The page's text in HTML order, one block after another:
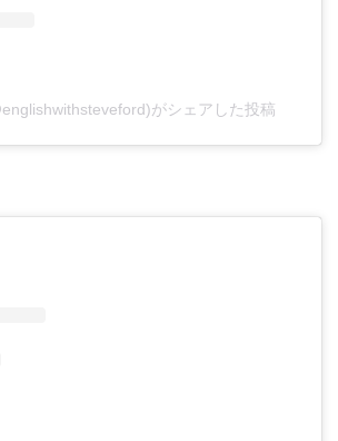
がシェアした投稿